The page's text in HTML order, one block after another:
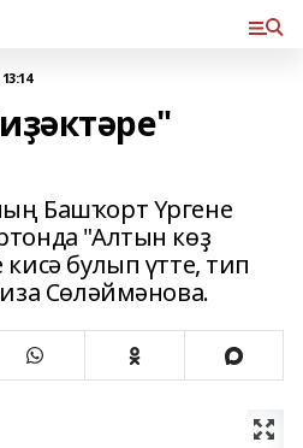
Башҡорт Үргене
"Алтын көҙ
булып үтте, тип
Сөләймәнова.